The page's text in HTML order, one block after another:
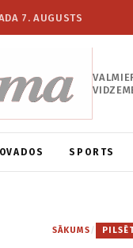
7. AUGUSTS
SPORTS
SĀKUMS /